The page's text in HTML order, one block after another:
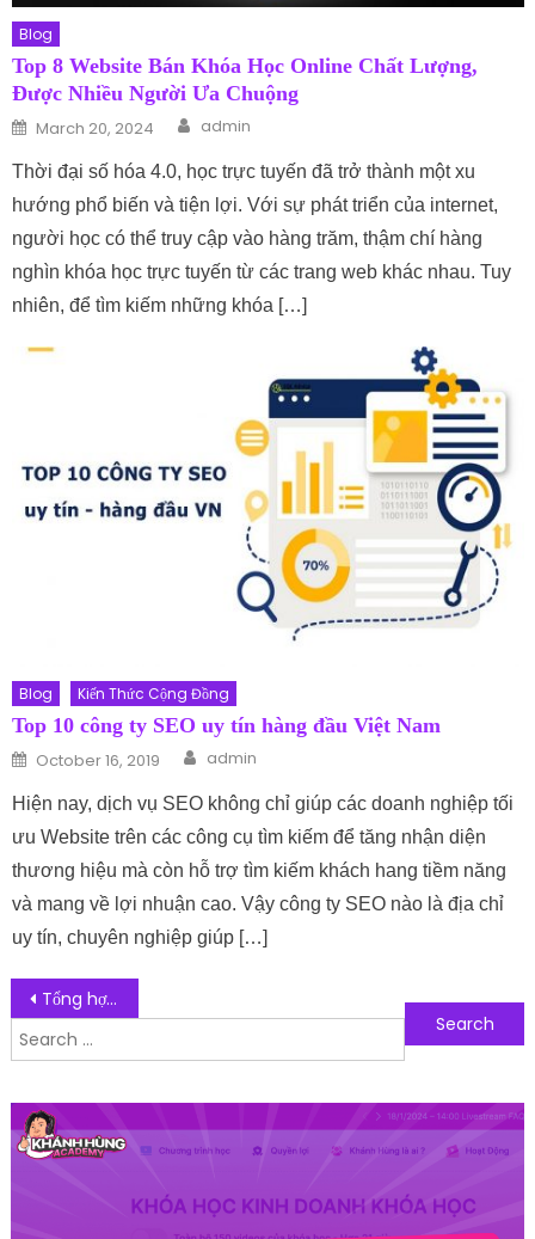
Blog
Top 8 Website Bán Khóa Học Online Chất Lượng,
Được Nhiều Người Ưa Chuộng
Posted on
March 20, 2024 Author
admin
Thời đại số hóa 4.0, học trực tuyến đã trở thành một xu
hướng phổ biến và tiện lợi. Với sự phát triển của internet,
người học có thể truy cập vào hàng trăm, thậm chí hàng
nghìn khóa học trực tuyến từ các trang web khác nhau. Tuy
nhiên, để tìm kiếm những khóa […]
Blog Kiến Thức Cộng Đồng
Top 10 công ty SEO uy tín hàng đầu Việt Nam
Posted on
October 16, 2019 Author
admin
Hiện nay, dịch vụ SEO không chỉ giúp các doanh nghiệp tối
ưu Website trên các công cụ tìm kiếm để tăng nhận diện
thương hiệu mà còn hỗ trợ tìm kiếm khách hang tiềm năng
và mang về lợi nhuận cao. Vậy công ty SEO nào là địa chỉ
uy tín, chuyên nghiệp giúp […]
Post navigation
Tổng hợp 10 phần mềm thi online nổi bật hiệu quả nhất hiện nay
Search for:
Follow